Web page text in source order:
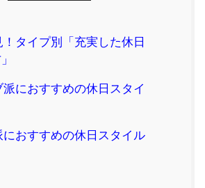
タイプ別「充実した休日
におすすめの休日スタイ
おすすめの休日スタイル